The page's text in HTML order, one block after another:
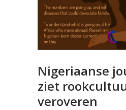
Nigeriaanse
ziet
veroveren